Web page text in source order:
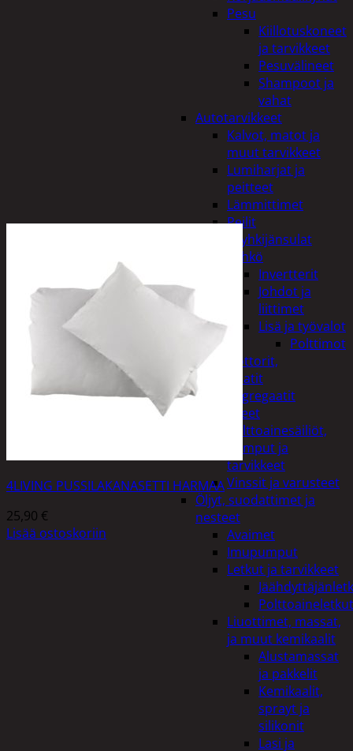
Pesu
Kiillotuskoneet
ja tarvikkeet
Pesuvälineet
Shampoot ja
vahat
Autotarvikkeet
Kalvot, matot ja
muut tarvikkeet
Lumiharjat ja
peitteet
Lämmittimet
Peilit
Pyyhkijänsulat
Sähkö
Invertterit
Johdot ja
liittimet
Lisä ja työvalot
Polttimot
Irtomoottorit,
aggregaatit
Aggregaatit
Lisälaitteet
Polttoainesäiliöt,
pumput ja
tarvikkeet
Vinssit ja varusteet
Öljyt, suodattimet ja
nesteet
Avaimet
Imupumput
Letkut ja tarvikkeet
Polttoaineletkut
Liuottimet, massat,
ja muut kemikaalit
Alustamassat
ja pakkelit
Kemikaalit,
sprayt ja
silikonit
Lasi ja
4LIVING PUSSILAKANASETTI HARMAA
25,90 €
Lisää ostoskoriin